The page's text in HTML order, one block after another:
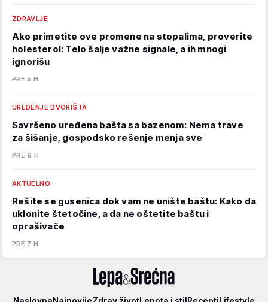
ZDRAVLJE
Ako primetite ove promene na stopalima, proverite
holesterol: Telo šalje važne signale, a ih mnogi
ignorišu
PRE 5 H
UREĐENJE DVORIŠTA
Savršeno uređena bašta sa bazenom: Nema trave
za šišanje, gospodsko rešenje menja sve
PRE 6 H
AKTUELNO
Rešite se gusenica dok vam ne unište baštu: Kako da
uklonite štetočine, a da ne oštetite baštu i
oprašivače
PRE 7 H
Lepa